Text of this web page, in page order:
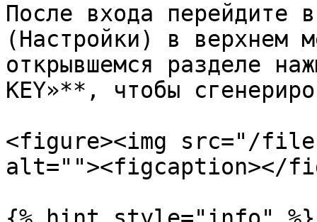
После входа
(Настройки) в верхнем
открывшемся разделе
KEY»**, чтобы
<figure><img src="/files/
alt=""><figcaption></